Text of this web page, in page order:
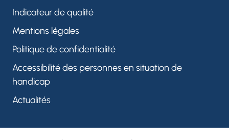
Indicateur de qualité
Mentions légales
Politique de confidentialité
Accessibilité des personnes en situation de
handicap
Actualités